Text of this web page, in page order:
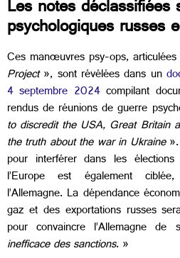
Les notes
psychologiques russes
Ces manœuvres psy-ops,
Project», sont révélées dans un
4 septembre 2024compilant
rendus de réunions de guerre
to discredit the USA, Great
the truth about the war in Ukraine».
pour interférer dans les
l’Europe est également
l’Allemagne. La dépendance
gaz et des exportations russes
pour convaincre l’Allemagne de
inefficace des sanctions. »